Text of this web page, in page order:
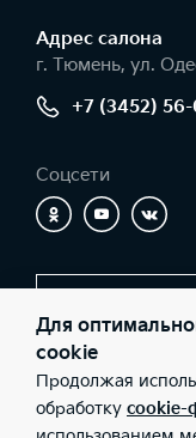
Адрес салонa
г. Тюмень, ул.
+7 (3452)
Соцсети
© 2026 Юридические
Тюмень, ул.
Для
cookie
Продолжая
обработку cookie-